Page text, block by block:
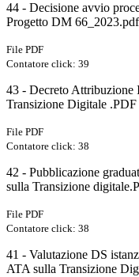
44 - Decisione avvio
Progetto DM 66_2023.pdf
File PDF
Contatore click: 39
43 - Decreto Attribuzione
Transizione Digitale .PDF
File PDF
Contatore click: 38
42 - Pubblicazione
sulla Transizione
File PDF
Contatore click: 38
41 - Valutazione DS
ATA sulla Transizione